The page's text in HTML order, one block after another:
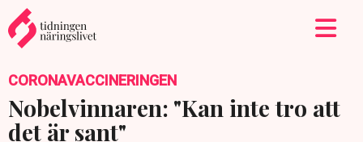
CORONAVACCINERINGEN
Nobelvinnaren: "Kan inte tro att
det är sant"